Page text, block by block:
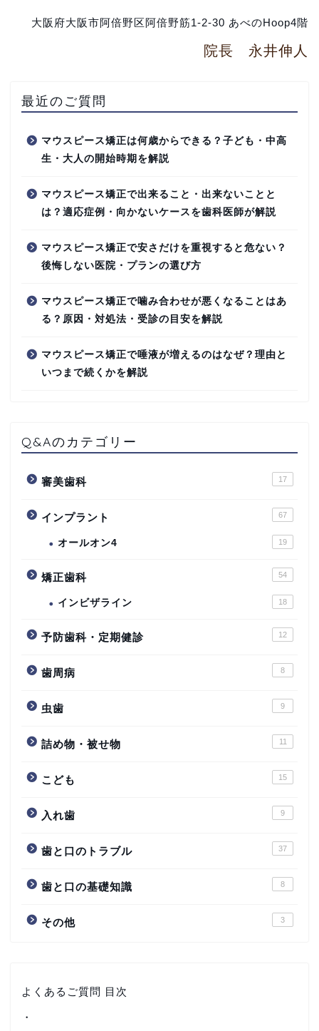
大阪府大阪市阿倍野区阿倍野筋1-2-30 あべのHoop4階
院長 永井伸人
最近のご質問
マウスピース矯正は何歳からできる？子ども・中高
生・大人の開始時期を解説
マウスピース矯正で出来ること・出来ないことと
は？適応症例・向かないケースを歯科医師が解説
マウスピース矯正で安さだけを重視すると危ない？
後悔しない医院・プランの選び方
マウスピース矯正で噛み合わせが悪くなることはあ
る？原因・対処法・受診の目安を解説
マウスピース矯正で唾液が増えるのはなぜ？理由と
いつまで続くかを解説
Q&Aのカテゴリー
審美歯科 17
インプラント 67
オールオン4 19
矯正歯科 54
インビザライン 18
予防歯科・定期健診 12
歯周病 8
虫歯 9
詰め物・被せ物 11
こども 15
入れ歯 9
歯と口のトラブル 37
歯と口の基礎知識 8
その他 3
よくあるご質問 目次
・